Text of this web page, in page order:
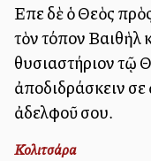
Εἶπε δὲ ὁ Θεὸς
τὸν τόπον Βαιθὴλ
θυσιαστήριον τῷ
ἀποδιδράσκειν
ἀδελφοῦ σου.
Κολιτσάρα